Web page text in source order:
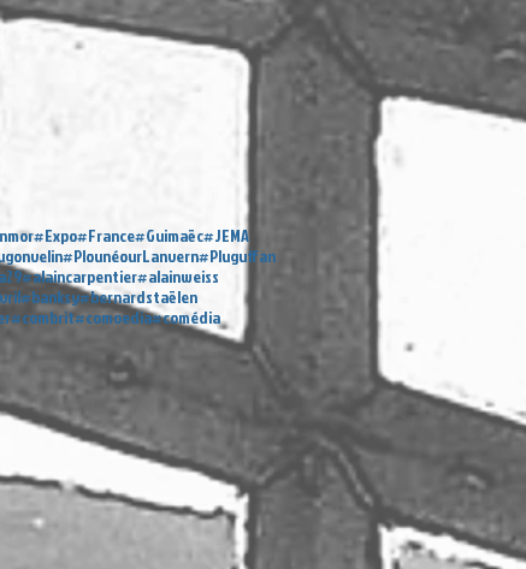
#Expo#France#Guimaëc#JEMA
#PlounéourLanvern#Pluguffan
#alaincarpentier#alainweiss
#banksy#bernardstaëlen
#combrit#comoedia#comédia